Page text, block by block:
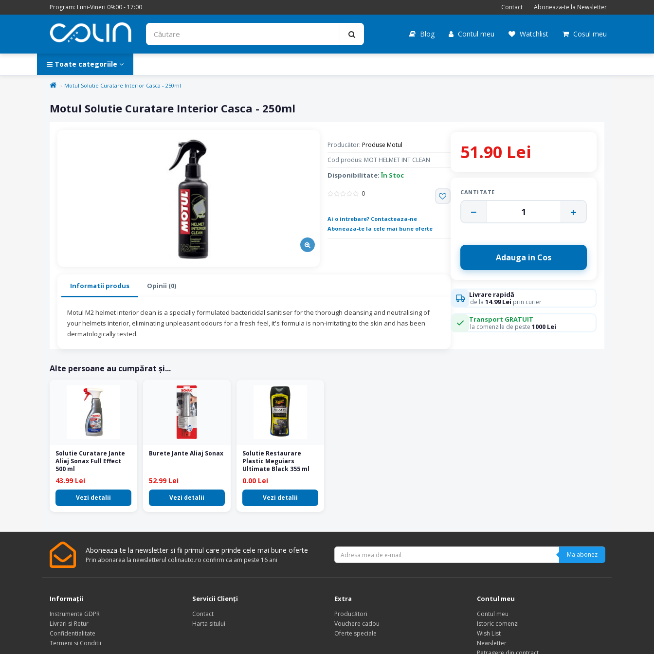
Program: Luni-Vineri 09:00 - 17:00 Contact Aboneaza-te la Newsletter
Blog Contul meu Watchlist Cosul meu
Toate categoriile
Motul Solutie Curatare Interior Casca - 250ml
Motul Solutie Curatare Interior Casca - 250ml
Producător: Produse Motul
Cod produs: MOT HELMET INT CLEAN
Disponibilitate:În Stoc
0
Ai o intrebare? Contacteaza-ne
Aboneaza-te la cele mai bune oferte
Informatii produs Opinii (0)
Motul M2 helmet interior clean is a specially formulated bactericidal sanitiser for the thorough cleansing and neutralising of
your helmets interior, eliminating unpleasant odours for a fresh feel, it's formula is non-irritating to the skin and has been
dermatologically tested.
51.90 Lei
CANTITATE
− 1 +
Adauga in Cos
Livrare rapidă
de la 14.99 Lei prin curier
Transport GRATUIT
la comenzile de peste 1000 Lei
Alte persoane au cumpărat și...
Solutie Curatare Jante
Aliaj Sonax Full Effect
500 ml
43.99 Lei
Vezi detalii
Burete Jante Aliaj Sonax
52.99 Lei
Vezi detalii
Solutie Restaurare
Plastic Meguiars
Ultimate Black 355 ml
0.00 Lei
Vezi detalii
Aboneaza-te la newsletter si fii primul care prinde cele mai bune oferte
Prin abonarea la newsletterul colinauto.ro confirm ca am peste 16 ani
Ma abonez
Informaţii
Instrumente GDPR
Livrari si Retur
Confidentialitate
Termeni si Conditii
Servicii Clienţi
Contact
Harta sitului
Extra
Producători
Vouchere cadou
Oferte speciale
Contul meu
Contul meu
Istoric comenzi
Wish List
Newsletter